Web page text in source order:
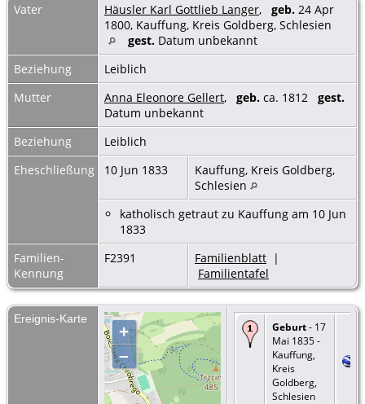
Vater Häusler Karl Gottlieb Langer, geb. 24 Apr
1800, Kauffung, Kreis Goldberg, Schlesien
gest. Datum unbekannt
Beziehung
Leiblich
Mutter
Anna Eleonore Gellert, geb. ca. 1812 gest.
Datum unbekannt
Beziehung
Leiblich
Eheschließung
10 Jun 1833
Kauffung, Kreis Goldberg,
Schlesien
katholisch getraut zu Kauffung am 10 Jun
1833
Familien-
Kennung
F2391 Familienblatt |
Familientafel
Ereignis-Karte
+
–
Geburt- 17
Mai 1835 -
Kauffung,
Kreis
Goldberg,
Schlesien